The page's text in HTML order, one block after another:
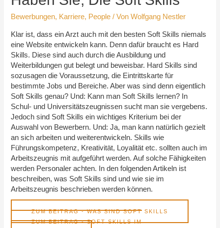
Bewerbungen, Karriere, People / VonWolfgang Nestler
Klar ist, dass ein Arzt auch mit den besten Soft Skills niemals
eine Website entwickeln kann. Denn dafür braucht es Hard
Skills. Diese sind auch durch die Ausbildung und
Weiterbildungen gut belegt und beweisbar. Hard Skills sind
sozusagen die Voraussetzung, die Eintrittskarte für
bestimmte Jobs und Bereiche. Aber was sind denn eigentlich
Soft Skills genau? Und: Kann man Soft Skills lernen? In
Schul- und Universitätszeugnissen sucht man sie vergebens.
Jedoch sind Soft Skills ein wichtiges Kriterium bei der
Auswahl von Bewerbern. Und: Ja, man kann natürlich gezielt
an sich arbeiten und weiterentwickeln. Skills wie
Führungskompetenz, Kreativität, Loyalität etc. sollten auch im
Arbeitszeugnis mit aufgeführt werden. Auf solche Fähigkeiten
werden Personaler achten. In den folgenden Artikeln ist
beschreiben, was Soft Skills sind und wie sie im
Arbeitszeugnis beschrieben werden können.
ZUM BEITRAG - WAS SIND SOFT SKILLS
ZUM BEITRAG - SOFT SKILLS IM